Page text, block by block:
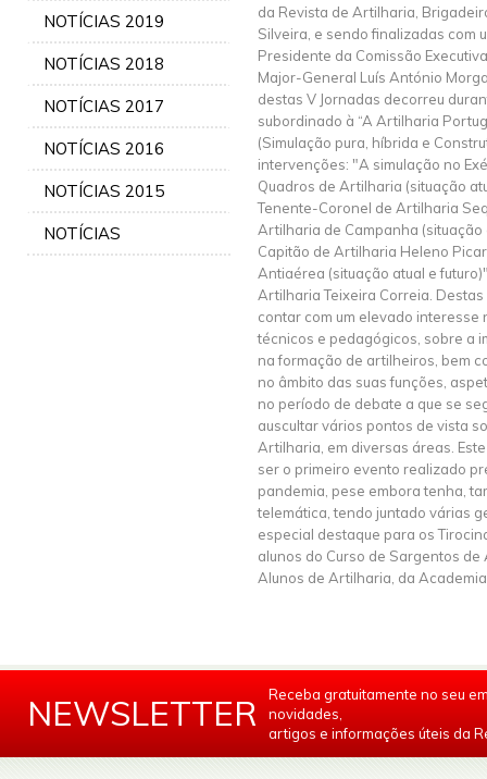
NOTÍCIAS 2019
NOTÍCIAS 2018
NOTÍCIAS 2017
NOTÍCIAS 2016
NOTÍCIAS 2015
NOTÍCIAS
da Revista de Artilharia,
Silveira, e sendo finalizadas com
Presidente da Comissão
Major-General Luís António
destas V Jornadas decorreu
subordinado à “A Artilharia
(Simulação pura, híbrida e
intervenções: "A simulação no
Quadros de Artilharia (situação
Tenente-Coronel de Artilharia
Artilharia de Campanha
Capitão de Artilharia Heleno
Antiaérea (situação atual e
Artilharia Teixeira Correia.
contar com um elevado interesse
técnicos e pedagógicos, sobre a
na formação de artilheiros, bem
no âmbito das suas funções,
no período de debate a que se
auscultar vários pontos de vista
Artilharia, em diversas áreas.
ser o primeiro evento realizado
pandemia, pese embora tenha,
telemática, tendo juntado várias
especial destaque para os
alunos do Curso de Sargentos
Alunos de Artilharia, da
NEWSLETTER
Receba gratuitamente no seu
novidades,
artigos e informações úteis da